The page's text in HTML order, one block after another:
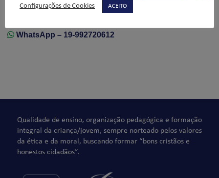
Rafaela Forti
WhatsApp – 19-992720612
Qualidade de ensino, organização pedagógica e formação
integral da criança/jovem, sempre norteado pelos valores
da ética e da moral, buscando formar “bons cristãos e
honestos cidadãos”.
Configurações de Cookies
ACEITO